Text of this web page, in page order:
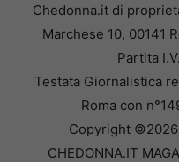
Chedonna.it di
Marchese 10, 00141
Partita
Testata Giornalistica
Roma con
Copyright
CHEDONNA.IT